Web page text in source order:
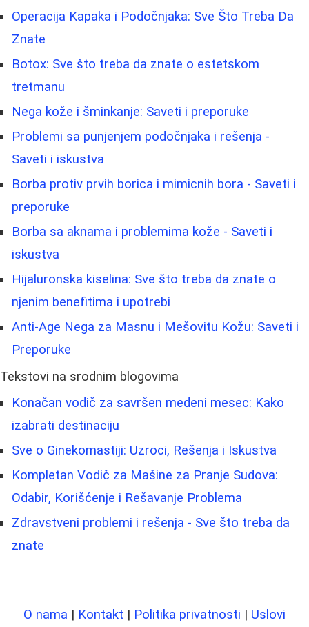
Operacija Kapaka i Podočnjaka: Sve Što Treba Da
Znate
Botox: Sve što treba da znate o estetskom
tretmanu
Nega kože i šminkanje: Saveti i preporuke
Problemi sa punjenjem podočnjaka i rešenja -
Saveti i iskustva
Borba protiv prvih borica i mimicnih bora - Saveti i
preporuke
Borbа sa aknama i problemima kože - Saveti i
iskustva
Hijaluronska kiselina: Sve što treba da znate o
njenim benefitima i upotrebi
Anti-Age Nega za Masnu i Mešovitu Kožu: Saveti i
Preporuke
Tekstovi na srodnim blogovima
Konačan vodič za savršen medeni mesec: Kako
izabrati destinaciju
Sve o Ginekomastiji: Uzroci, Rešenja i Iskustva
Kompletan Vodič za Mašine za Pranje Sudova:
Odabir, Korišćenje i Rešavanje Problema
Zdravstveni problemi i rešenja - Sve što treba da
znate
O nama | Kontakt | Politika privatnosti | Uslovi